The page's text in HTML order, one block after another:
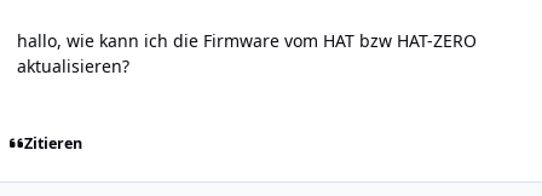
hallo, wie kann ich die Firmware vom HAT bzw HAT-ZERO
aktualisieren?
Zitieren